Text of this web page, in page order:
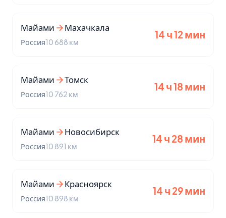
Майами Махачкала
Россия10 688 км
14 ч 12 мин
Майами Томск
Россия10 762 км
14 ч 18 мин
Майами Новосибирск
Россия10 891 км
14 ч 28 мин
Майами Красноярск
Россия10 898 км
14 ч 29 мин